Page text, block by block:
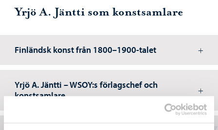
Yrjö A. Jäntti som konstsamlare
Finländsk konst från 1800–1900-talet
Yrjö A. Jäntti – WSOY:s förlagschef och
konstsamlare